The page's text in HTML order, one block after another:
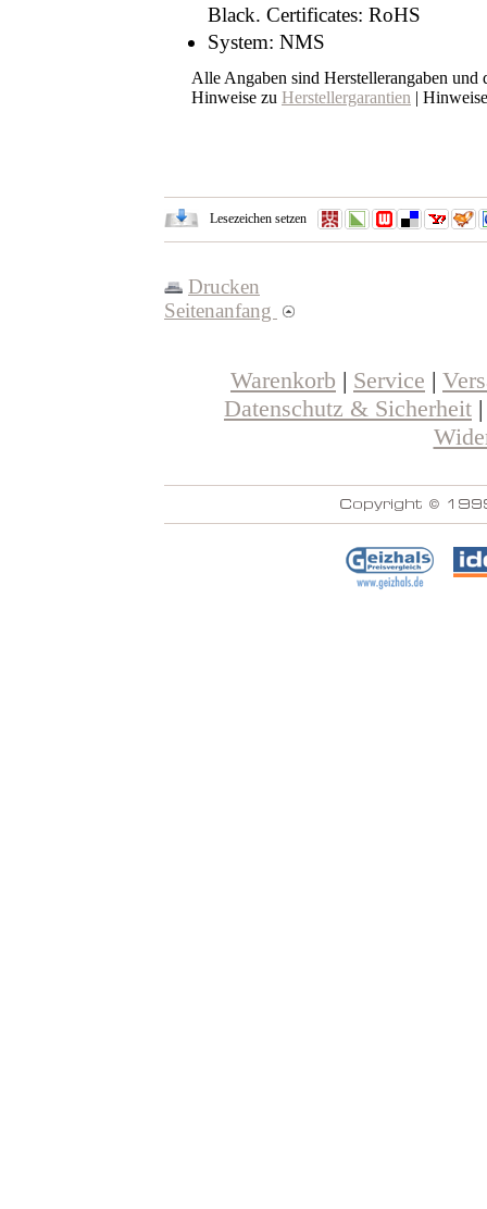
Black. Certificates: RoHS
System: NMS
Alle Angaben sind Herstellerangaben und
Hinweise zu Herstellergarantien |
Lesezeichen setzen
Drucken
Seitenanfang
Warenkorb | Service |
Datenschutz & Sicherheit